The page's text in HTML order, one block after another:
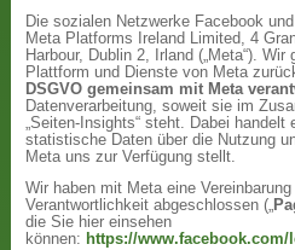
Die sozialen Netzwerke Facebook
Meta Platforms Ireland Limited, 4
Harbour, Dublin 2, Irland („Meta“).
Plattform und Dienste von Meta
DSGVO gemeinsam mit Meta
Datenverarbeitung, soweit sie im
„Seiten-Insights“ steht. Dabei
statistische Daten über die Nutzung
Meta uns zur Verfügung stellt.
Wir haben mit Meta eine
Verantwortlichkeit abgeschlossen („
die Sie hier einsehen
können: https://